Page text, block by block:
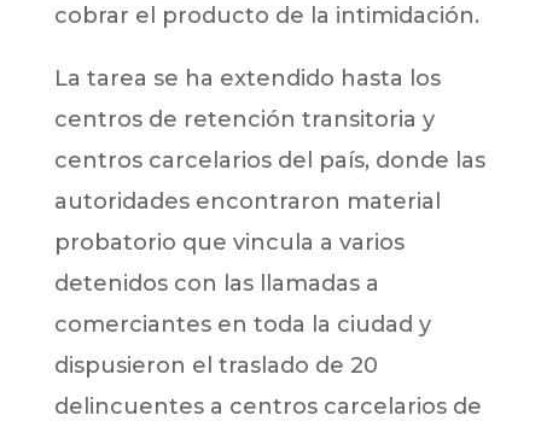
cobrar el producto de la intimidación.
La tarea se ha extendido hasta los
centros de retención transitoria y
centros carcelarios del país, donde las
autoridades encontraron material
probatorio que vincula a varios
detenidos con las llamadas a
comerciantes en toda la ciudad y
dispusieron el traslado de 20
delincuentes a centros carcelarios de